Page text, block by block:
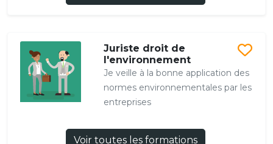
Juriste droit de
l'environnement
Je veille à la bonne application des
normes environnementales par les
entreprises
Voir toutes les formations